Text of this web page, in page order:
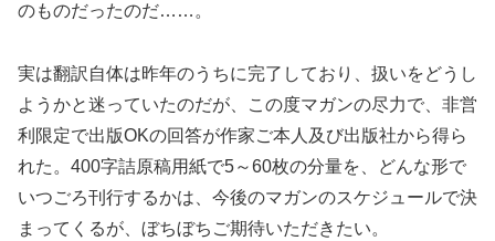
のものだったのだ……。
実は翻訳自体は昨年のうちに完了しており、扱いをどうし
ようかと迷っていたのだが、この度マガンの尽力で、非営
利限定で出版OKの回答が作家ご本人及び出版社から得ら
れた。400字詰原稿用紙で5～60枚の分量を、どんな形で
いつごろ刊行するかは、今後のマガンのスケジュールで決
まってくるが、ぼちぼちご期待いただきたい。